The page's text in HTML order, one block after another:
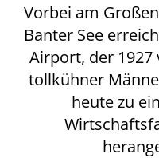
Vorbei am
Banter See
Airport, der 1927
tollkühner
heute zu